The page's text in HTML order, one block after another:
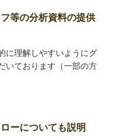
等の分析資料の提供
に理解しやすいようにグ
いております（一部の方
ーについても説明